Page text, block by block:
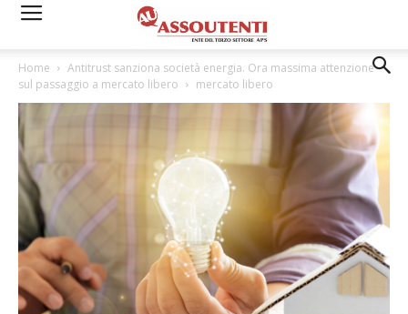
Home
Antitrust sanziona società energia. Ora massima attenzione
sul passaggio a mercato libero
mercato libero